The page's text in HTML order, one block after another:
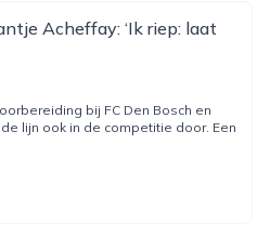
Acheffay: ‘Ik riep: laat
bij FC Den Bosch en
lijn ook in de competitie door. Een